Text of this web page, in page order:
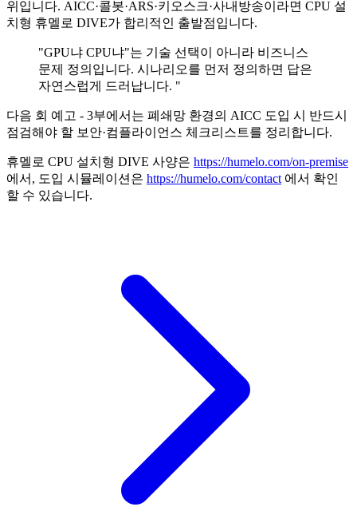
위입니다. AICC·콜봇·ARS·키오스크·사내방송이라면 CPU 설
치형 휴멜로 DIVE가 합리적인 출발점입니다.
"GPU냐 CPU냐"는 기술 선택이 아니라 비즈니스
문제 정의입니다. 시나리오를 먼저 정의하면 답은
자연스럽게 드러납니다. "
다음 회 예고 - 3부에서는 폐쇄망 환경의 AICC 도입 시 반드시
점검해야 할 보안·컴플라이언스 체크리스트를 정리합니다.
휴멜로 CPU 설치형 DIVE 사양은 https://humelo.com/on-premise
에서, 도입 시뮬레이션은 https://humelo.com/contact 에서 확인
할 수 있습니다.